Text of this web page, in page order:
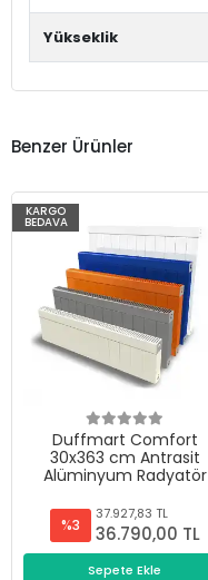
Yükseklik
Benzer Ürünler
KARGO
BEDAVA
Duffmart Comfort
30x363 cm Antrasit
Alüminyum Radyatör
%3
37.927,83 TL
36.790,00 TL
Sepete Ekle